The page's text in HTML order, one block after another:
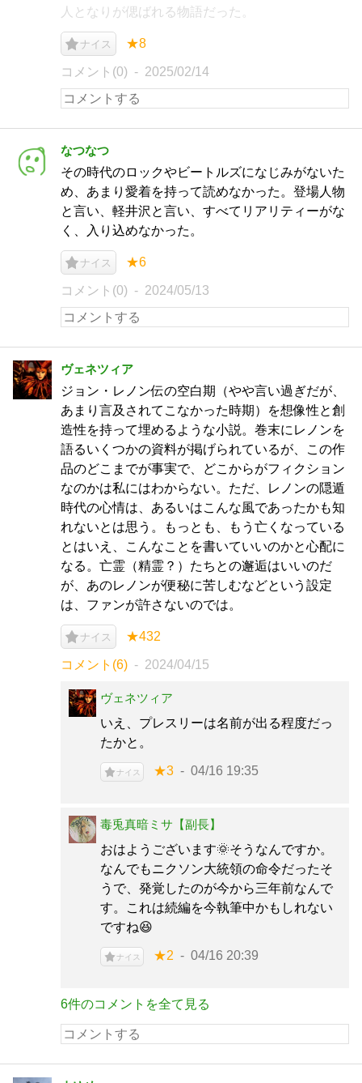
人となりが偲ばれる物語だった。
ナイス ★8
コメント(0) 2025/02/14
なつなつ
その時代のロックやビートルズになじみがないた
め、あまり愛着を持って読めなかった。登場人物
と言い、軽井沢と言い、すべてリアリティーがな
く、入り込めなかった。
ナイス ★6
コメント(0) 2024/05/13
ヴェネツィア
ジョン・レノン伝の空白期（やや言い過ぎだが、
あまり言及されてこなかった時期）を想像性と創
造性を持って埋めるような小説。巻末にレノンを
語るいくつかの資料が掲げられているが、この作
品のどこまでが事実で、どこからがフィクション
なのかは私にはわからない。ただ、レノンの隠遁
時代の心情は、あるいはこんな風であったかも知
れないとは思う。もっとも、もう亡くなっている
とはいえ、こんなことを書いていいのかと心配に
なる。亡霊（精霊？）たちとの邂逅はいいのだ
が、あのレノンが便秘に苦しむなどという設定
は、ファンが許さないのでは。
ナイス ★432
コメント(6) 2024/04/15
ヴェネツィア
いえ、プレスリーは名前が出る程度だっ
たかと。
ナイス ★3 04/16 19:35
毒兎真暗ミサ【副長】
おはようございます🌞そうなんですか。
なんでもニクソン大統領の命令だったそ
うで、発覚したのが今から三年前なんで
す。これは続編を今執筆中かもしれない
ですね😆
ナイス ★2 04/16 20:39
6件のコメントを全て見る